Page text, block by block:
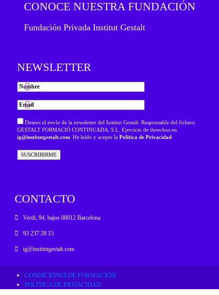
CONOCE NUESTRA FUNDACIÓN
Fundación Privada Institut Gestalt
NEWSLETTER
Deseos el envío de la newsletter del Institut Gestalt. Responsable del fichero
GESTALT FORMACIÓ CONTINUADA, S.L. Ejercicio de derechos en
ig@institutgestalt.com . He leído y acepto la Política de Privacidad
CONTACTO
Verdi, 94, bajos 08012 Barcelona
93 237 28 15
ig@institutgestalt.com
CONDICIONES DE FORMACIÓN
POLÍTICA DE PRIVACIDAD